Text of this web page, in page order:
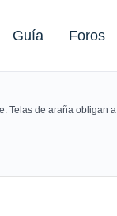
Guía Foros
Telas de araña obligan